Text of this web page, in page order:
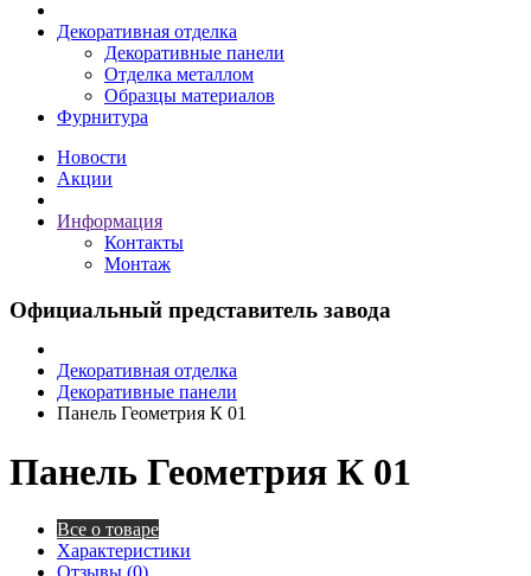
Декоративная отделка
Декоративные панели
Отделка металлом
Образцы материалов
Фурнитура
Новости
Акции
Информация
Контакты
Монтаж
Официальный представитель завода
Декоративная отделка
Декоративные панели
Панель Геометрия К 01
Панель Геометрия К 01
Все о товаре
Характеристики